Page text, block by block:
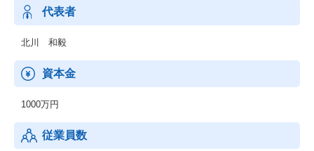
＜販促支援事業(BtoC)＞
・各種サンプリング(街頭、店頭、オフィス訪問)
・各種キャンペーン、ユーザー獲得業務 等
＜採用支援事業＞
・採用コンサルティング＆アウトソーシング
＜スタッフィング事業＞
・コンビニエンスストアに特化したスタッフ派遣サービス
代表者
北川 和毅
資本金
1000万円
従業員数